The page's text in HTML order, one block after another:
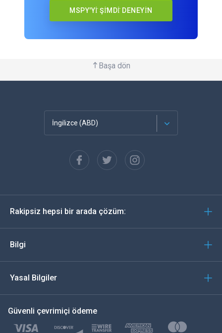
MSPY'Yİ ŞİMDİ DENEYİN
Başa dön
İngilizce (ABD)
Español
Almanca
Türkçe
Rakipsiz hepsi bir arada çözüm:
Bilgi
Yasal Bilgiler
Güvenli çevrimiçi ödeme